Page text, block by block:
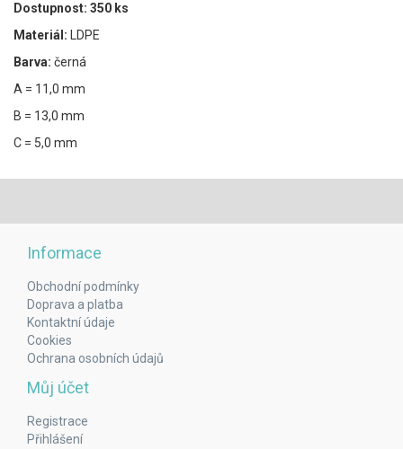
Dostupnost: 350 ks
Materiál:
LDPE
Barva: černá
A = 11,0 mm
B = 13,0 mm
C = 5,0 mm
Informace
Obchodní podmínky
Doprava a platba
Kontaktní údaje
Cookies
Ochrana osobních údajů
Můj účet
Registrace
Přihlášení